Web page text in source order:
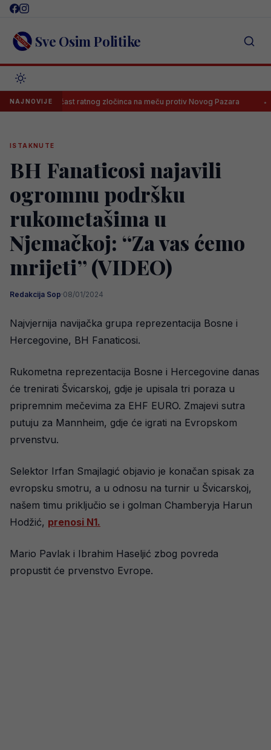
Skip
content Sve Osim Politike
NAJNOVIJE
u čast ratnog zločinca na meču protiv Novog Pazara Zašto
ISTAKNUTE
BH Fanaticosi najavili
ogromnu podršku
rukometašima u
Njemačkoj: “Za vas ćemo
mrijeti” (VIDEO)
Redakcija Sop·08/01/2024
Najvjernija navijačka grupa reprezentacija Bosne i
Hercegovine, BH Fanaticosi.
Rukometna reprezentacija Bosne i Hercegovine danas
će trenirati Švicarskoj, gdje je upisala tri poraza u
pripremnim mečevima za EHF EURO. Zmajevi sutra
putuju za Mannheim, gdje će igrati na Evropskom
prvenstvu.
Selektor Irfan Smajlagić objavio je konačan spisak za
evropsku smotru, a u odnosu na turnir u Švicarskoj,
našem timu priključio se i golman Chamberyja Harun
Hodžić, prenosi N1.
Mario Pavlak i Ibrahim Haseljić zbog povreda
propustit će prvenstvo Evrope.